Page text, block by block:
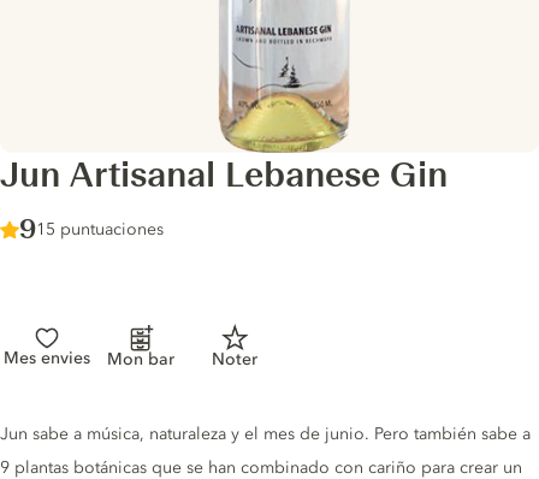
Jun Artisanal Lebanese Gin
Score :
9/ 10
15 puntuaciones
Mes envies Mon bar Noter
Gin description
Jun sabe a música, naturaleza y el mes de junio. Pero también sabe a
9 plantas botánicas que se han combinado con cariño para crear un